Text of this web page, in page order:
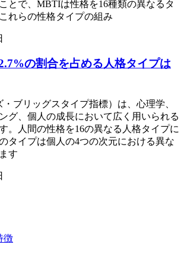
とで、MBTIは性格を16種類の異なるタ
れらの性格タイプの組み
の割合を占める人格タイプは
ブリッグスタイプ指標）は、心理学、
グ、個人の成長において広く用いられる
。人間の性格を16の異なる人格タイプに
タイプは個人の4つの次元における異な
す
徴